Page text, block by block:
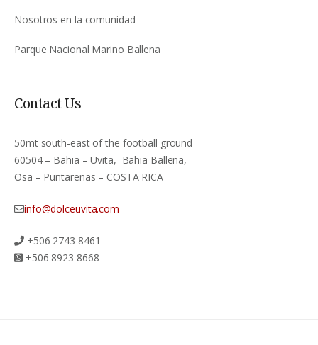
Nosotros en la comunidad
Parque Nacional Marino Ballena
Contact Us
50mt south-east of the football ground
60504 – Bahia – Uvita, Bahia Ballena,
Osa – Puntarenas – COSTA RICA
info@dolceuvita.com
+506 2743 8461
+506 8923 8668